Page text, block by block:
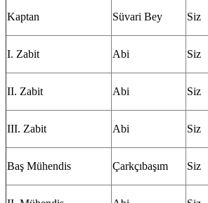
Kaptan Süvari Bey Siz
I. Zabit Abi Siz
II. Zabit Abi Siz
III. Zabit Abi Siz
Baş Mühendis Çarkçıbaşım Siz